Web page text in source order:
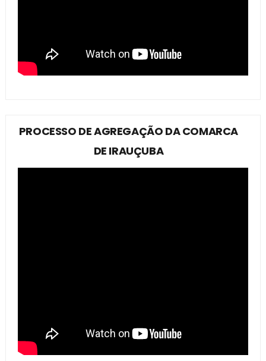
PROCESSO DE AGREGAÇÃO DA COMARCA
DE IRAUÇUBA